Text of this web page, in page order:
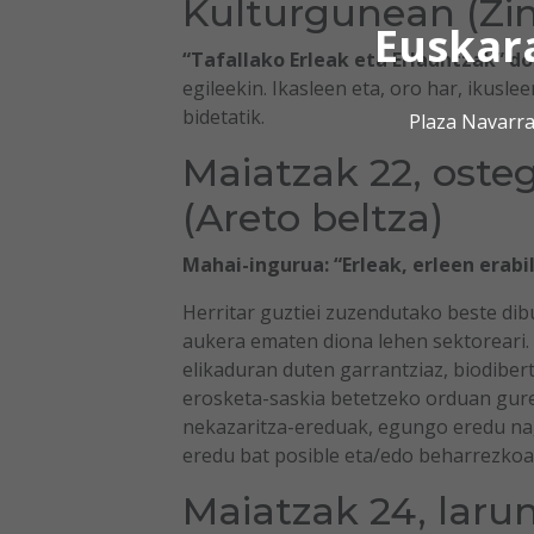
Plaza
Kulturgunean
“Tafallako Erleak eta Erlauntzak”
egileekin. Ikasleen eta, oro har,
bidetatik.
Maiatzak 22,
(Areto beltza)
Mahai-ingurua: “Erleak, erleen
Herritar guztiei zuzendutako beste
aukera ematen diona lehen
elikaduran duten garrantziaz,
erosketa-saskia betetzeko orduan
nekazaritza-ereduak, egungo eredu
eredu bat posible eta/edo
Maiatzak 24,